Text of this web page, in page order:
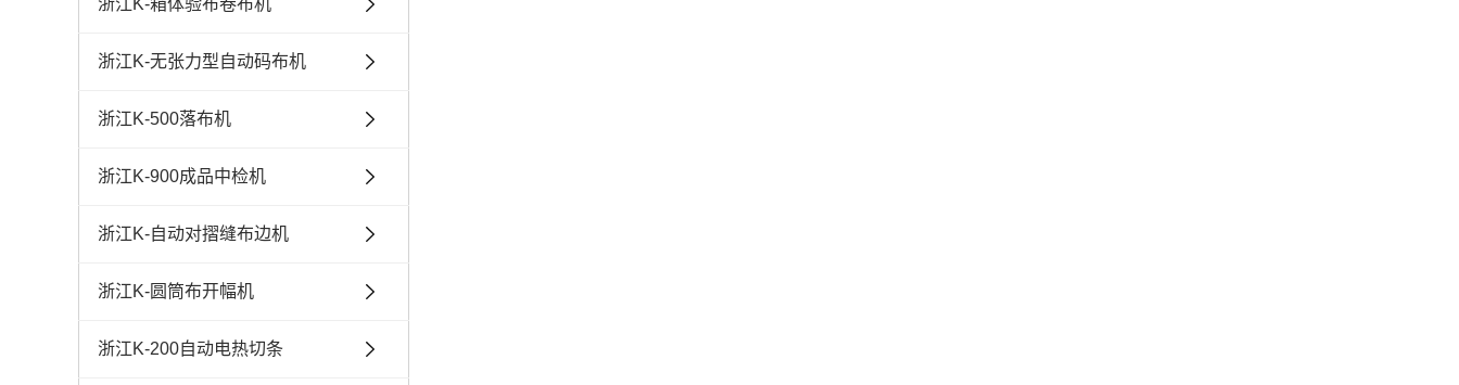
浙江K-箱体验布卷布机
浙江K-无张力型自动码布机
浙江K-500落布机
浙江K-900成品中检机
浙江K-自动对摺缝布边机
浙江K-圆筒布开幅机
浙江K-200自动电热切条